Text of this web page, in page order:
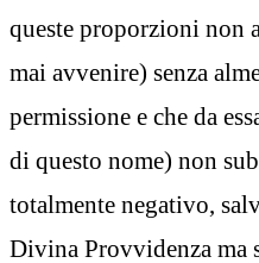
queste proporzioni non
mai avvenire) senza
permissione e che da
di questo nome) non
totalmente negativo,
Divina Provvidenza ma